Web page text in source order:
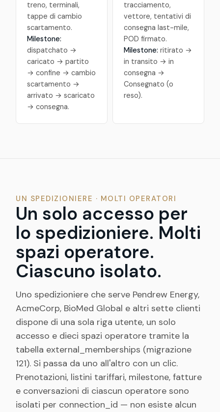
treno, terminali,
tappe di cambio
scartamento.
Milestone:
dispatchato →
caricato → partito
→ confine → cambio
scartamento →
arrivato → scaricato
→ consegna.
tracciamento,
vettore, tentativi di
consegna last-mile,
POD firmato.
Milestone: ritirato →
in transito → in
consegna →
Consegnato (o
reso).
UN SPEDIZIONIERE · MOLTI OPERATORI
Un solo accesso per
lo spedizioniere. Molti
spazi operatore.
Ciascuno isolato.
Uno spedizioniere che serve Pendrew Energy,
AcmeCorp, BioMed Global e altri sette clienti
dispone di una sola riga utente, un solo
accesso e dieci spazi operatore tramite la
tabella external_memberships (migrazione
121). Si passa da uno all'altro con un clic.
Prenotazioni, listini tariffari, milestone, fatture
e conversazioni di ciascun operatore sono
isolati per connection_id — non esiste alcun